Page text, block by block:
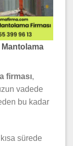
firması,
vadede
bu kadar
sürede